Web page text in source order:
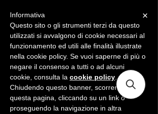
ME
NU
×
Informativa
Questo sito o gli strumenti terzi da questo
utilizzati si avvalgono di cookie necessari al
funzionamento ed utili alle finalità illustrate
nella cookie policy. Se vuoi saperne di più o
negare il consenso a tutti o ad alcuni
cookie, consulta la cookie policy
Chiudendo questo banner, scorrendo
questa pagina, cliccando su un link o
proseguendo la navigazione in altra